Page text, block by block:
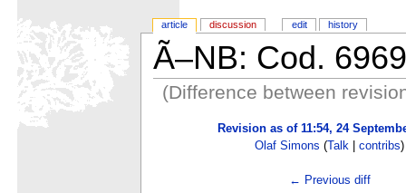
Ã–NB: Cod.
(Difference between
Revision as of 11:54, 24
Olaf Simons (Talk |contribs)
← Previous diff
article discussion edit history